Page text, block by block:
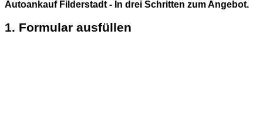
Autoankauf Filderstadt - In drei Schritten zum Angebot.
1. Formular ausfüllen